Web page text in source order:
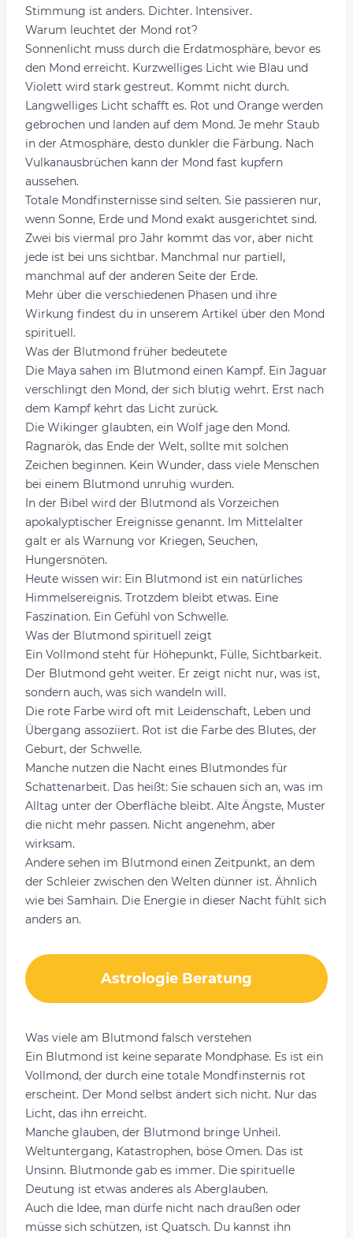
Stimmung ist anders. Dichter. Intensiver.
Warum leuchtet der Mond rot?
Sonnenlicht muss durch die Erdatmosphäre, bevor es
den Mond erreicht. Kurzwelliges Licht wie Blau und
Violett wird stark gestreut. Kommt nicht durch.
Langwelliges Licht schafft es. Rot und Orange werden
gebrochen und landen auf dem Mond. Je mehr Staub
in der Atmosphäre, desto dunkler die Färbung. Nach
Vulkanausbrüchen kann der Mond fast kupfern
aussehen.
Totale Mondfinsternisse sind selten. Sie passieren nur,
wenn Sonne, Erde und Mond exakt ausgerichtet sind.
Zwei bis viermal pro Jahr kommt das vor, aber nicht
jede ist bei uns sichtbar. Manchmal nur partiell,
manchmal auf der anderen Seite der Erde.
Mehr über die verschiedenen Phasen und ihre
Wirkung findest du in unserem Artikel über den Mond
spirituell.
Was der Blutmond früher bedeutete
Die Maya sahen im Blutmond einen Kampf. Ein Jaguar
verschlingt den Mond, der sich blutig wehrt. Erst nach
dem Kampf kehrt das Licht zurück.
Die Wikinger glaubten, ein Wolf jage den Mond.
Ragnarök, das Ende der Welt, sollte mit solchen
Zeichen beginnen. Kein Wunder, dass viele Menschen
bei einem Blutmond unruhig wurden.
In der Bibel wird der Blutmond als Vorzeichen
apokalyptischer Ereignisse genannt. Im Mittelalter
galt er als Warnung vor Kriegen, Seuchen,
Hungersnöten.
Heute wissen wir: Ein Blutmond ist ein natürliches
Himmelsereignis. Trotzdem bleibt etwas. Eine
Faszination. Ein Gefühl von Schwelle.
Was der Blutmond spirituell zeigt
Ein Vollmond steht für Höhepunkt, Fülle, Sichtbarkeit.
Der Blutmond geht weiter. Er zeigt nicht nur, was ist,
sondern auch, was sich wandeln will.
Die rote Farbe wird oft mit Leidenschaft, Leben und
Übergang assoziiert. Rot ist die Farbe des Blutes, der
Geburt, der Schwelle.
Manche nutzen die Nacht eines Blutmondes für
Schattenarbeit. Das heißt: Sie schauen sich an, was im
Alltag unter der Oberfläche bleibt. Alte Ängste, Muster
die nicht mehr passen. Nicht angenehm, aber
wirksam.
Andere sehen im Blutmond einen Zeitpunkt, an dem
der Schleier zwischen den Welten dünner ist. Ähnlich
wie bei Samhain. Die Energie in dieser Nacht fühlt sich
anders an.
Astrologie Beratung
Was viele am Blutmond falsch verstehen
Ein Blutmond ist keine separate Mondphase. Es ist ein
Vollmond, der durch eine totale Mondfinsternis rot
erscheint. Der Mond selbst ändert sich nicht. Nur das
Licht, das ihn erreicht.
Manche glauben, der Blutmond bringe Unheil.
Weltuntergang, Katastrophen, böse Omen. Das ist
Unsinn. Blutmonde gab es immer. Die spirituelle
Deutung ist etwas anderes als Aberglauben.
Auch die Idee, man dürfe nicht nach draußen oder
müsse sich schützen, ist Quatsch. Du kannst ihn